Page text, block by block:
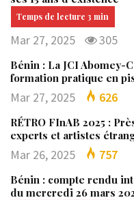
Mar 27, 2025 305
Bénin : La JCI Abomey-
formation pratique en
Mar 27, 2025 626
RÉTRO FInAB 2025 :
experts et artistes
Mar 26, 2025 757
Bénin : compte rendu
du mercredi 26 mars